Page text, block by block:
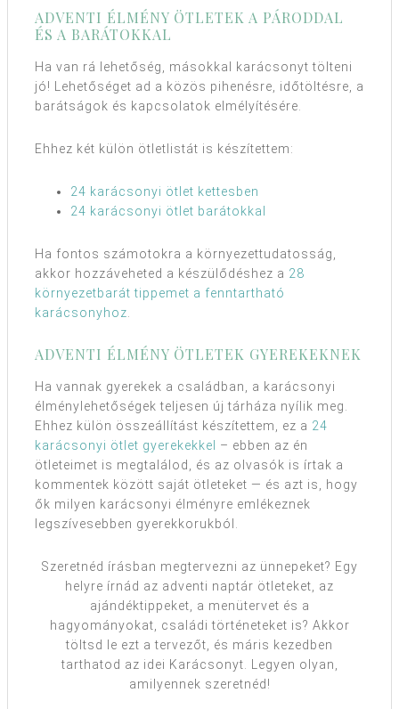
ADVENTI ÉLMÉNY ÖTLETEK A PÁRODDAL
ÉS A BARÁTOKKAL
Ha van rá lehetőség, másokkal karácsonyt tölteni
jó! Lehetőséget ad a közös pihenésre, időtöltésre, a
barátságok és kapcsolatok elmélyítésére.
Ehhez két külön ötletlistát is készítettem:
24 karácsonyi ötlet kettesben
24 karácsonyi ötlet barátokkal
Ha fontos számotokra a környezettudatosság,
akkor hozzáveheted a készülődéshez a 28
környezetbarát tippemet a fenntartható
karácsonyhoz
ADVENTI ÉLMÉNY ÖTLETEK GYEREKEKNEK
Ha vannak gyerekek a családban, a karácsonyi
élménylehetőségek teljesen új tárháza nyílik meg.
Ehhez külön összeállítást készítettem, ez a 24
karácsonyi ötlet gyerekekkel
– ebben az én
ötleteimet is megtalálod, és az olvasók is írtak a
kommentek között saját ötleteket — és azt is, hogy
ők milyen karácsonyi élményre emlékeznek
legszívesebben gyerekkorukból.
Szeretnéd írásban megtervezni az ünnepeket? Egy
helyre írnád az adventi naptár ötleteket, az
ajándéktippeket, a menütervet és a
hagyományokat, családi történeteket is? Akkor
töltsd le ezt a tervezőt, és máris kezedben
tarthatod az idei Karácsonyt. Legyen olyan,
amilyennek szeretnéd!